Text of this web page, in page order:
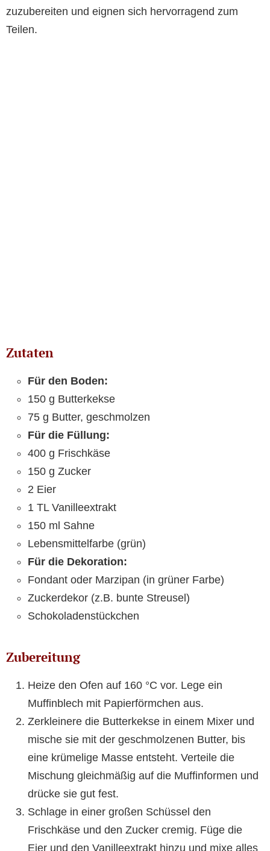
zuzubereiten und eignen sich hervorragend zum
Teilen.
Zutaten
Für den Boden:
150 g Butterkekse
75 g Butter, geschmolzen
Für die Füllung:
400 g Frischkäse
150 g Zucker
2 Eier
1 TL Vanilleextrakt
150 ml Sahne
Lebensmittelfarbe (grün)
Für die Dekoration:
Fondant oder Marzipan (in grüner Farbe)
Zuckerdekor (z.B. bunte Streusel)
Schokoladenstückchen
Zubereitung
Heize den Ofen auf 160 °C vor. Lege ein
Muffinblech mit Papierförmchen aus.
Zerkleinere die Butterkekse in einem Mixer und
mische sie mit der geschmolzenen Butter, bis
eine krümelige Masse entsteht. Verteile die
Mischung gleichmäßig auf die Muffinformen und
drücke sie gut fest.
Schlage in einer großen Schüssel den
Frischkäse und den Zucker cremig. Füge die
Eier und den Vanilleextrakt hinzu und mixe alles